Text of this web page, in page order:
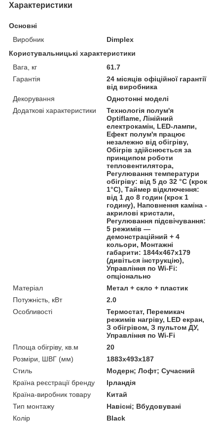
Характеристики
Основні
Виробник
Dimplex
Користувальницькі характеристики
Вага, кг
61.7
Гарантія
24 місяців офіційної гарантії
від виробника
Декорування
Однотонні моделі
Додаткові характеристики
Технологія полум'я
Optiflame, Лінійний
електрокамін, LED-лампи,
Ефект полум'я працює
незалежно від обігріву,
Обігрів здійснюється за
принципом роботи
тепловентилятора,
Регулювання температури
обігріву: від 5 до 32 °C (крок
1°C), Таймер відключення:
від 1 до 8 годин (крок 1
годину), Наповнення каміна -
акрилові кристали,
Регулювання підсвічування:
5 режимів —
демонстраційний + 4
кольори, Монтажні
габарити: 1844x467x179
(дивіться інструкцію),
Управління по Wi-Fi:
опціонально
Матеріал
Метал + скло + пластик
Потужність, кВт
2.0
Особливості
Термостат, Перемикач
режимів нагріву, LED екран,
З обігрівом, З пультом ДУ,
Управління по Wi-Fi
Площа обігріву, кв.м
20
Розміри, ШВГ (мм)
1883x493x187
Стиль
Модерн; Лофт; Сучасний
Країна реєстрації бренду
Ірландія
Країна-виробник товару
Китай
Тип монтажу
Навісні; Вбудовувані
Колір
Black